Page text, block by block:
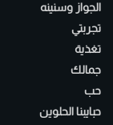
الجواز وسنينه
تجربتي
تغذية
جمالك
حب
حبايبنا الحلوين